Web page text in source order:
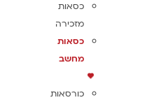
כסאות
מזכירה
כסאות
מחשב
כורסאות